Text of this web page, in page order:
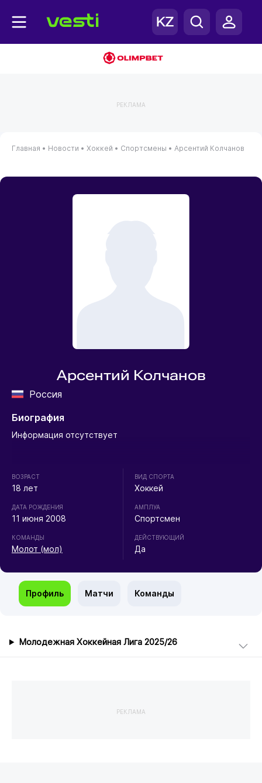
РЕКЛАМА
Главная • Новости • Хоккей • Спортсмены • Арсентий Колчанов
Арсентий Колчанов
Россия
Биография
Информация отсутствует
ВОЗРАСТ
18 лет
ДАТА РОЖДЕНИЯ
11 июня 2008
КОМАНДЫ
Молот (мол)
ВИД СПОРТА
Хоккей
АМПЛУА
Спортсмен
ДЕЙСТВУЮЩИЙ
Да
Профиль Матчи Команды
Молодежная Хоккейная Лига 2025/26
РЕКЛАМА